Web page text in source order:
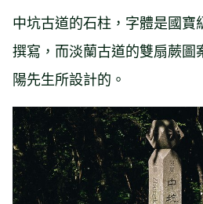
中坑古道的石柱，字體是國
撰寫，而淡蘭古道的雙扇蕨圖
陽先生所設計的。